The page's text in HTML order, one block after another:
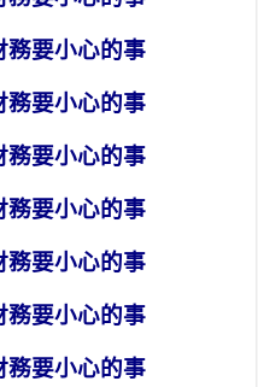
務要小心的事
務要小心的事
務要小心的事
務要小心的事
務要小心的事
務要小心的事
務要小心的事